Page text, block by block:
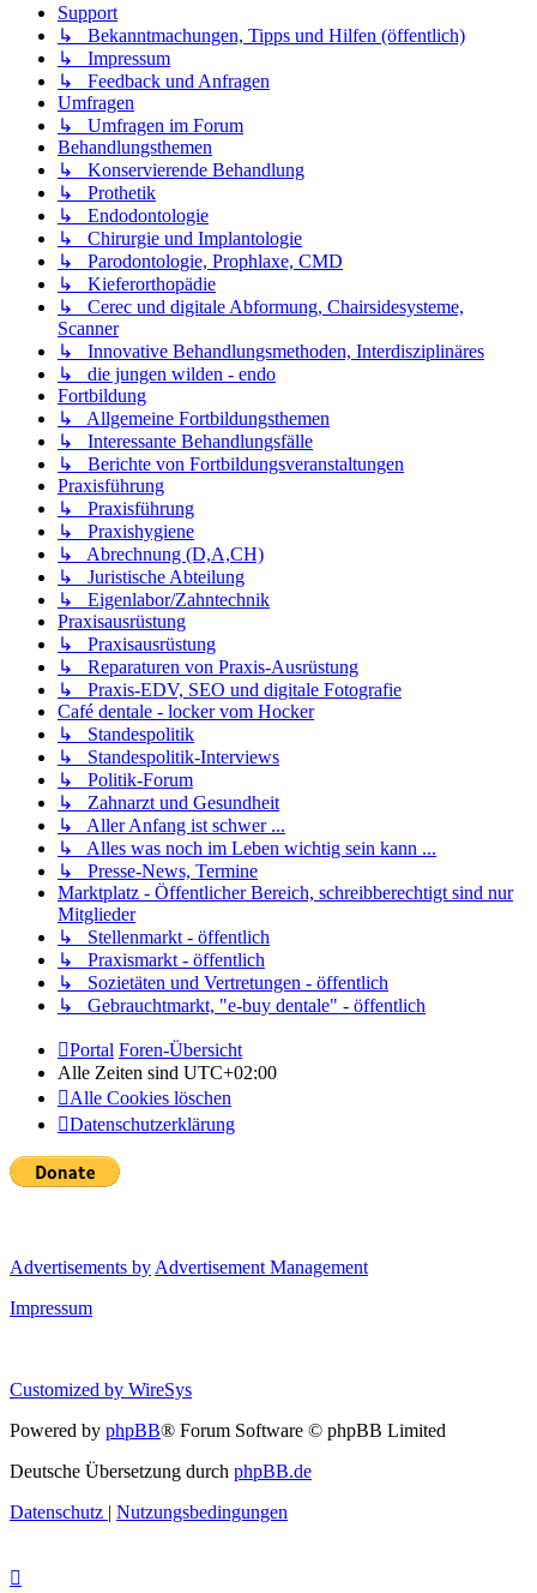
Support
↳ Bekanntmachungen, Tipps und Hilfen (öffentlich)
↳ Impressum
↳ Feedback und Anfragen
Umfragen
↳ Umfragen im Forum
Behandlungsthemen
↳ Konservierende Behandlung
↳ Prothetik
↳ Endodontologie
↳ Chirurgie und Implantologie
↳ Parodontologie, Prophlaxe, CMD
↳ Kieferorthopädie
↳ Cerec und digitale Abformung, Chairsidesysteme,
Scanner
↳ Innovative Behandlungsmethoden, Interdisziplinäres
↳ die jungen wilden - endo
Fortbildung
↳ Allgemeine Fortbildungsthemen
↳ Interessante Behandlungsfälle
↳ Berichte von Fortbildungsveranstaltungen
Praxisführung
↳ Praxisführung
↳ Praxishygiene
↳ Abrechnung (D,A,CH)
↳ Juristische Abteilung
↳ Eigenlabor/Zahntechnik
Praxisausrüstung
↳ Praxisausrüstung
↳ Reparaturen von Praxis-Ausrüstung
↳ Praxis-EDV, SEO und digitale Fotografie
Café dentale - locker vom Hocker
↳ Standespolitik
↳ Standespolitik-Interviews
↳ Politik-Forum
↳ Zahnarzt und Gesundheit
↳ Aller Anfang ist schwer ...
↳ Alles was noch im Leben wichtig sein kann ...
↳ Presse-News, Termine
Marktplatz - Öffentlicher Bereich, schreibberechtigt sind nur
Mitglieder
↳ Stellenmarkt - öffentlich
↳ Praxismarkt - öffentlich
↳ Sozietäten und Vertretungen - öffentlich
↳ Gebrauchtmarkt, "e-buy dentale" - öffentlich
Portal Foren-Übersicht
Alle Zeiten sind UTC+02:00
Alle Cookies löschen
Datenschutzerklärung
Advertisements by Advertisement Management
Impressum
Customized by WireSys
Powered by phpBB® Forum Software © phpBB Limited
Deutsche Übersetzung durch phpBB.de
Datenschutz | Nutzungsbedingungen